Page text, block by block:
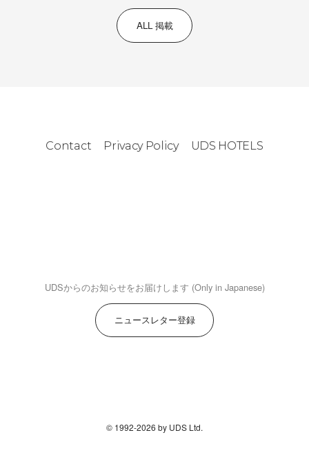
ALL 掲載
Contact Privacy Policy UDS HOTELS
UDSからのお知らせをお届けします (Only in Japanese)
ニュースレター登録
© 1992-2026 by UDS Ltd.